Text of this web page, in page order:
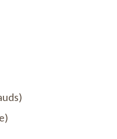
Het motto van Het
zijn. Wij zijn
in ons doen en